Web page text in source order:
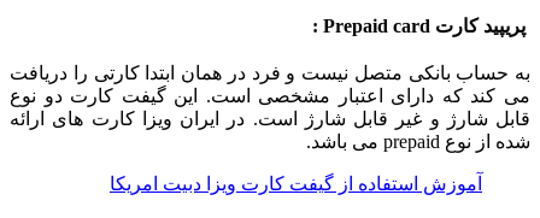
پریپید کارت Prepaid card :
به حساب بانکی متصل نیست و فرد در همان ابتدا کارتی را دریافت
می کند که دارای اعتبار مشخصی است. این گیفت کارت دو نوع
قابل شارژ و غیر قابل شارژ است. در ایران ویزا کارت های ارائه
شده از نوع prepaid می باشد.
آموزش استفاده از گیفت کارت ویزا دبیت امریکا